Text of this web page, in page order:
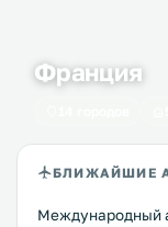
Франция
БЛИЖАЙШИЕ
Международный